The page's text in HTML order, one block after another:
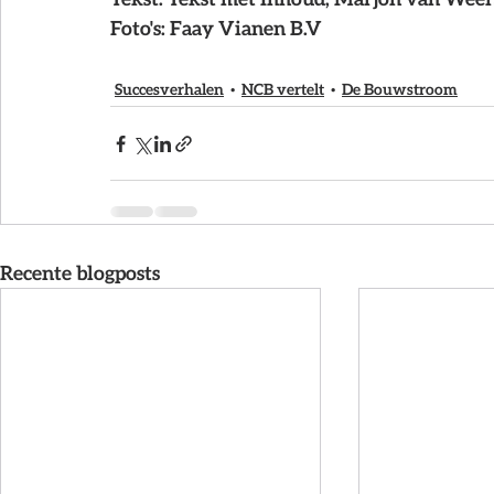
Foto's: Faay Vianen B.V
Succesverhalen NCB vertelt De Bouwstroom
Recente blogposts